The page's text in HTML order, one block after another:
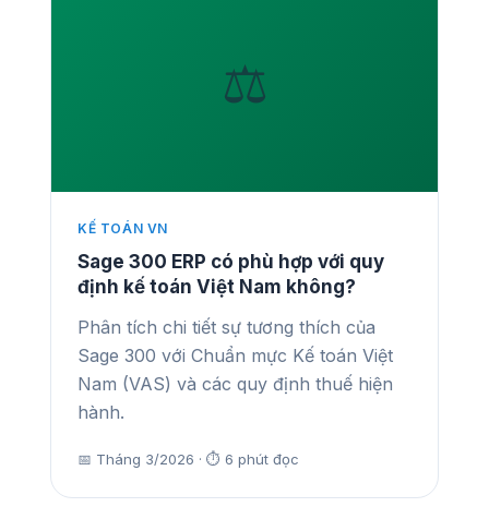
⚖️
KẾ TOÁN VN
Sage 300 ERP có phù hợp với quy
định kế toán Việt Nam không?
Phân tích chi tiết sự tương thích của
Sage 300 với Chuẩn mực Kế toán Việt
Nam (VAS) và các quy định thuế hiện
hành.
📅 Tháng 3/2026 · ⏱ 6 phút đọc